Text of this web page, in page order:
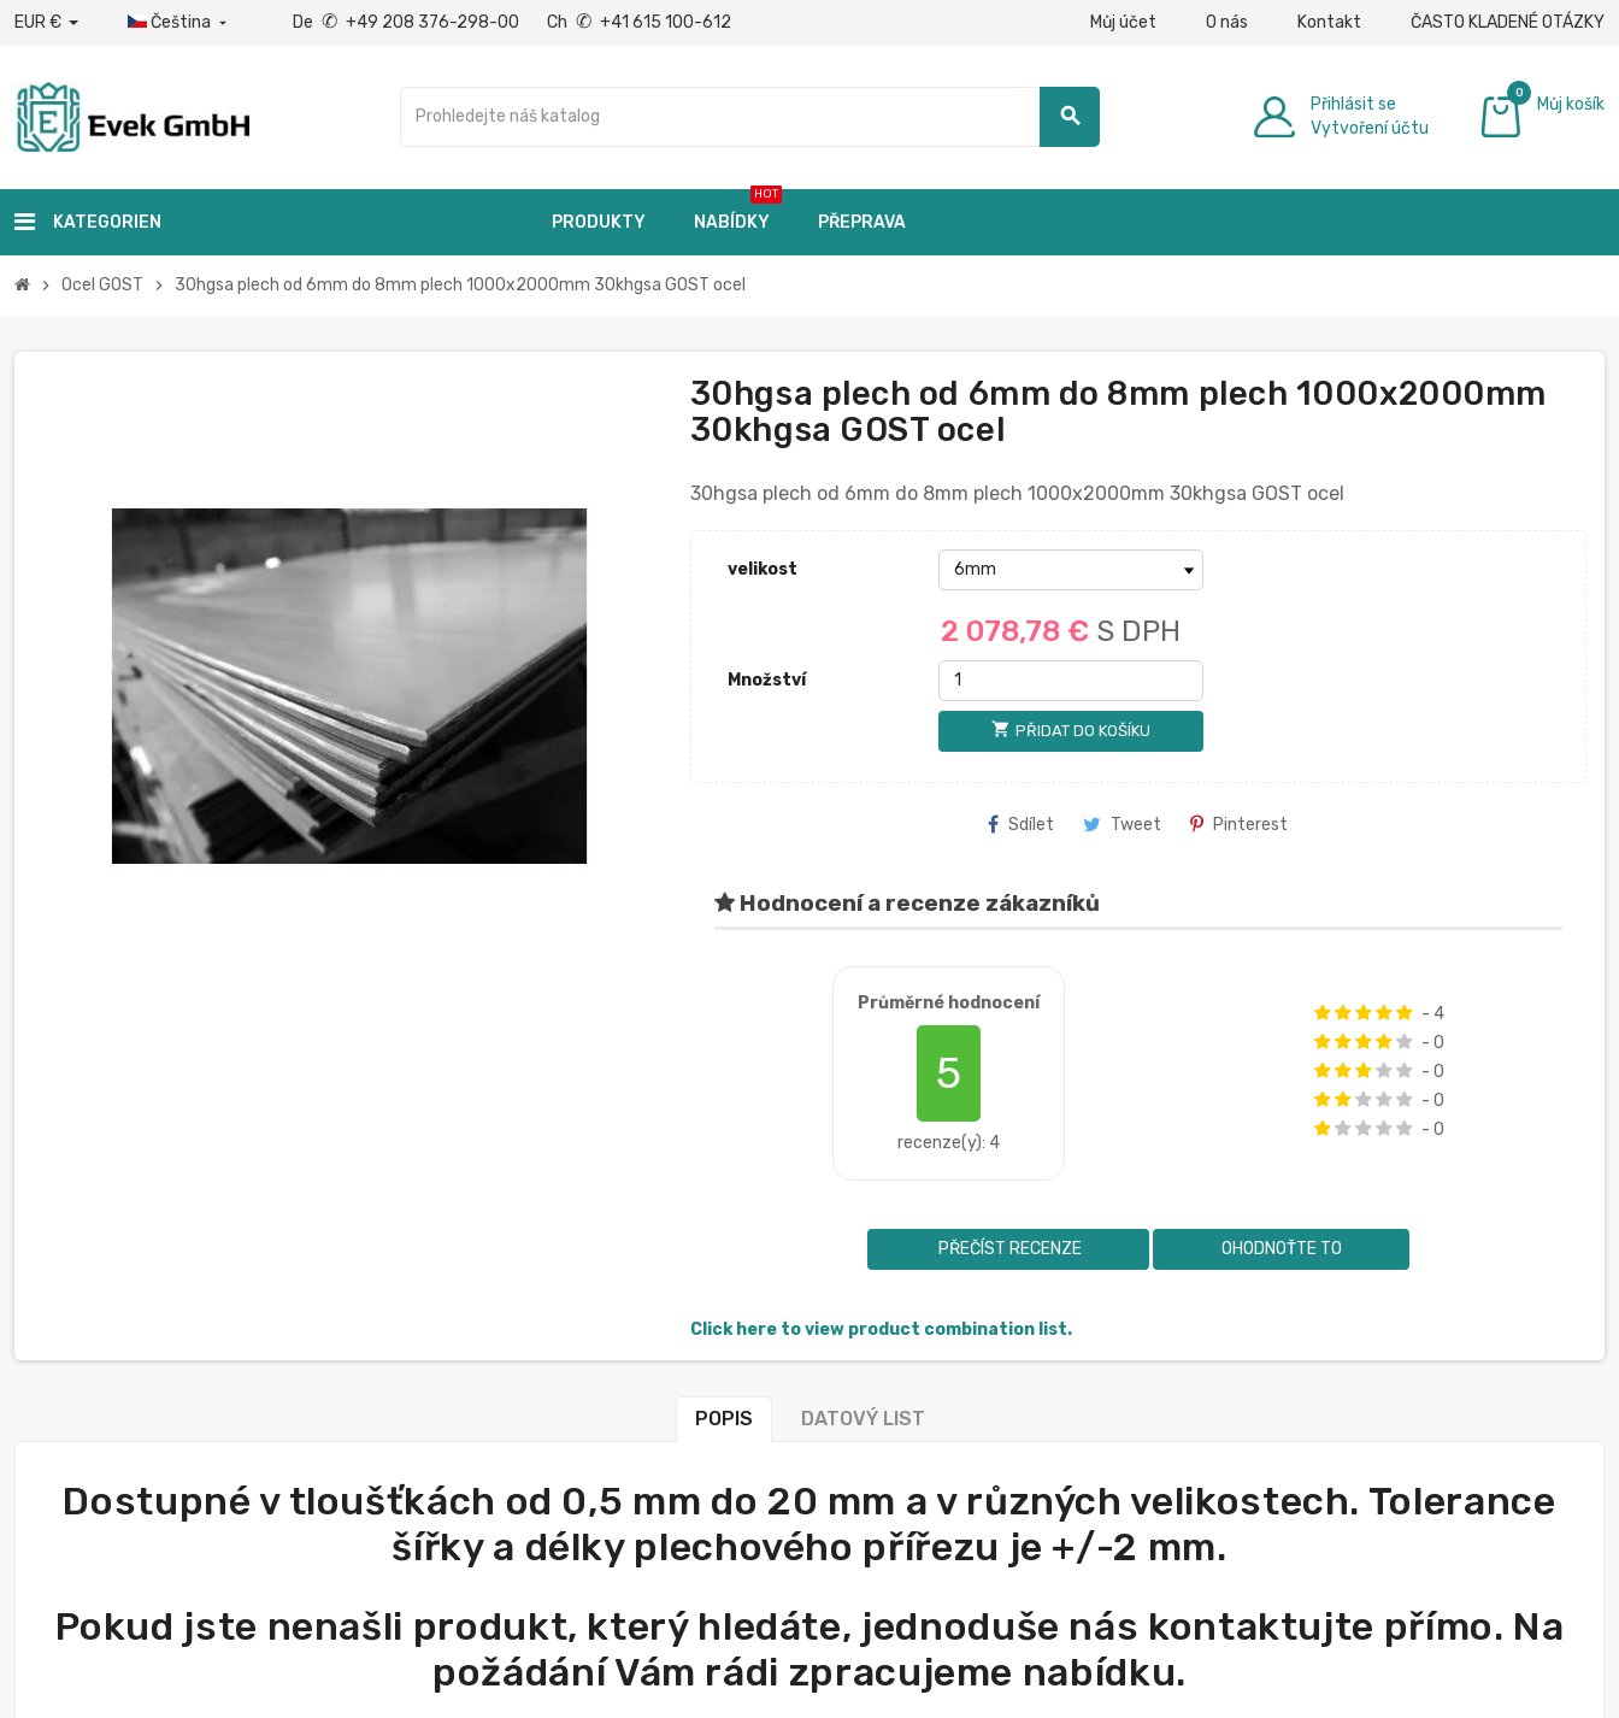
EUR € Čeština  De ✆ +49 208 376-298-00 Ch ✆ +41 615 100-612 Můj účet O nás Kontakt ČASTO KLADENÉ OTÁZKY
search
Přihlásit se
Vytvoření účtu
0
Můj košík
KATEGORIEN PRODUKTY NABÍDKY
HOT
PŘEPRAVA
chevron_right Ocel GOST chevron_right 30hgsa plech od 6mm do 8mm plech 1000x2000mm 30khgsa GOST ocel
30hgsa plech od 6mm do 8mm plech 1000x2000mm
30khgsa GOST ocel
30hgsa plech od 6mm do 8mm plech 1000x2000mm 30khgsa GOST ocel
velikost
2 078,78 € S DPH
Množství
shopping_cart PŘIDAT DO KOŠÍKU
Sdílet Tweet Pinterest
Hodnocení a recenze zákazníků
Průměrné hodnocení
5
recenze(y): 4
- 4
- 0
- 0
- 0
- 0
PŘEČÍST RECENZE OHODNOŤTE TO
Click here to view product combination list.
POPIS DATOVÝ LIST
Dostupné v tloušťkách od 0,5 mm do 20 mm a v různých velikostech. Tolerance
šířky a délky plechového přířezu je +/-2 mm.
Pokud jste nenašli produkt, který hledáte, jednoduše nás kontaktujte přímo. Na
požádání Vám rádi zpracujeme nabídku.